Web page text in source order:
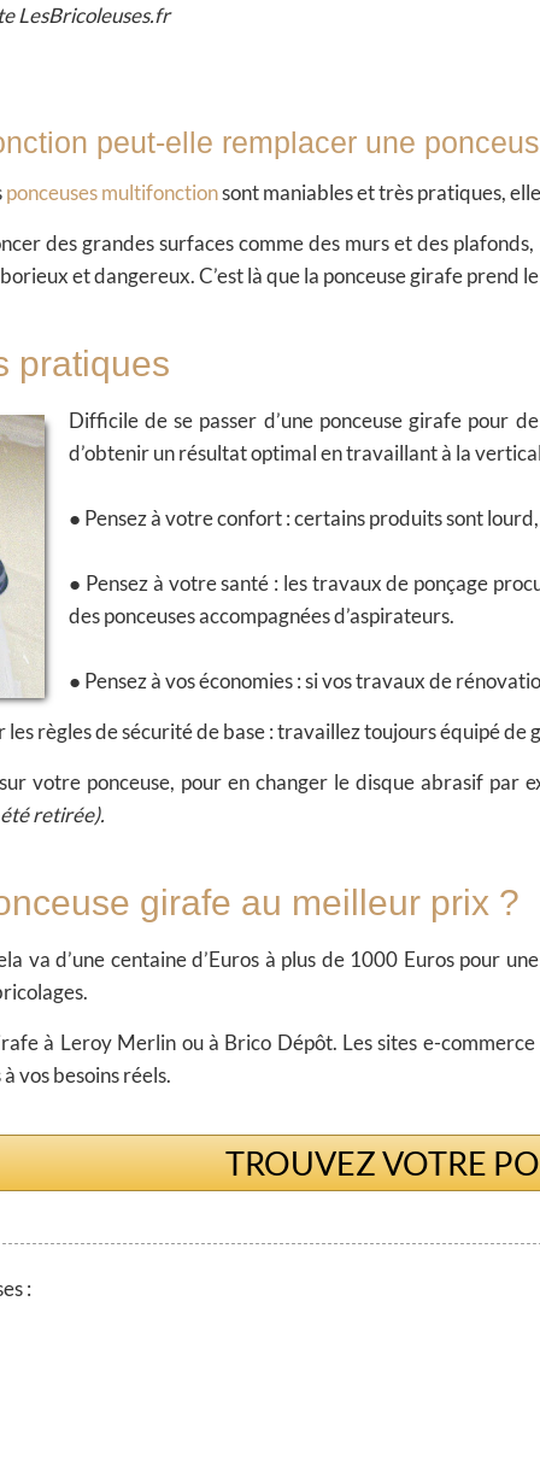
LesBricoleuses.fr
peut-elle remplacer une
ponceuses multifonctionsont maniables et très pratiques,
des grandes surfaces comme des murs et des
et dangereux. C’est là que la ponceuse girafe prend
pratiques
Difficile de se passer d’une ponceuse girafe pour
d’obtenir un résultat optimal en travaillant à la
● Pensez à votreconfort: certains produits sont
● Pensez à votresanté : les travaux de ponçage
des ponceuses accompagnées d’aspirateurs.
● Pensez à voséconomies: si vos travaux de
les règles de sécurité de base : travaillez toujours équipé
votre ponceuse, pour en changer le disque abrasif par
retirée).
girafe au meilleur prix ?
va d’une centaine d’Euros à plus de 1000 Euros pour
à Leroy Merlin ou à Brico Dépôt. Les sites e-
vos besoins réels.
TROUVEZ VOTRE
: